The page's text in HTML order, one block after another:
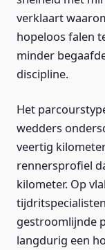
verklaart
hopeloos falen
minder
discipline.
Het
wedders
veertig
rennersprofiel
kilometer. Op
gestroomlijnde
langdurig een